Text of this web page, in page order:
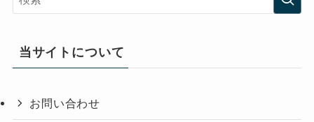
当サイトについて
お問い合わせ